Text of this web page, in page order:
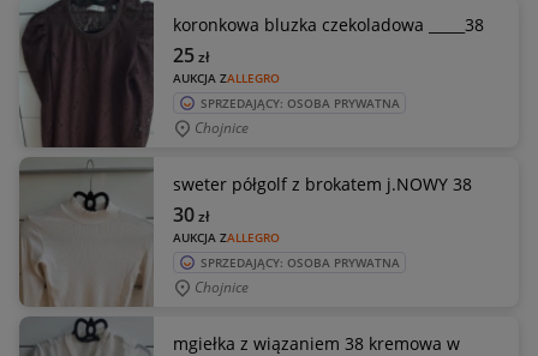
koronkowa bluzka czekoladowa _____38
AUKCJA ZALLEGRO
25zł
SPRZEDAJĄCY: OSOBA PRYWATNA
Chojnice
sweter półgolf z brokatem j.NOWY 38
AUKCJA ZALLEGRO
30zł
SPRZEDAJĄCY: OSOBA PRYWATNA
Chojnice
mgiełka z wiązaniem 38 kremowa w